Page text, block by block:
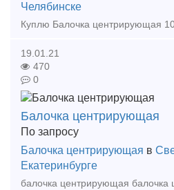
Челябинске
19.01.21
470
0
Балочка центрирующая
По запросу
Балочка центрирующая в
Екатеринбурге